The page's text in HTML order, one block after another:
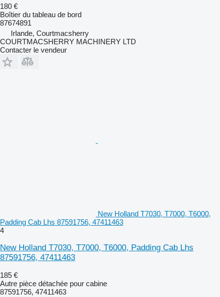
180 €
Boîtier du tableau de bord
87674891
Irlande, Courtmacsherry
COURTMACSHERRY MACHINERY LTD
Contacter le vendeur
New Holland T7030, T7000, T6000,
Padding Cab Lhs 87591756, 47411463
4
New Holland T7030, T7000, T6000, Padding Cab Lhs
87591756, 47411463
185 €
Autre pièce détachée pour cabine
87591756, 47411463